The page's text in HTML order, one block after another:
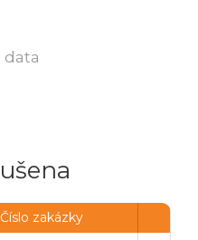
data
Číslo zakázky